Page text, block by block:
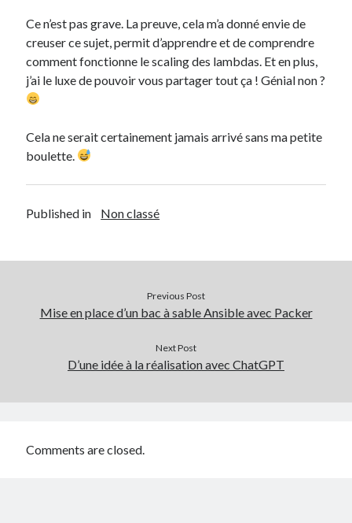
Ce n’est pas grave. La preuve, cela m’a donné envie de
creuser ce sujet, permit d’apprendre et de comprendre
comment fonctionne le scaling des lambdas. Et en plus,
j’ai le luxe de pouvoir vous partager tout ça ! Génial non ?
Cela ne serait certainement jamais arrivé sans ma petite
boulette.
Published in Non classé
Previous Post
Mise en place d’un bac à sable Ansible avec Packer
Next Post
D’une idée à la réalisation avec ChatGPT
Comments are closed.